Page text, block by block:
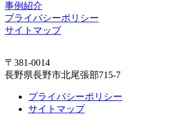
事例紹介
プライバシーポリシー
サイトマップ
〒381-0014
長野県長野市北尾張部715-7
プライバシーポリシー
サイトマップ